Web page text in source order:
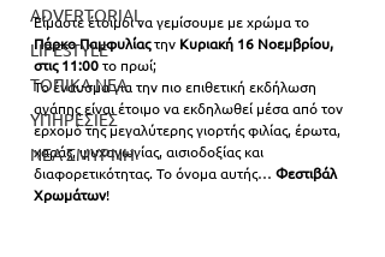
ADVERTORIAL
LIFESTYLE
ΤΟΠΙΚΑ ΝΕΑ
ΥΠΗΡΕΣΙΕΣ
ΝΕΑ ΣΜΥΡΝΗ
Είμαστε έτοιμοι να γεμίσουμε με χρώμα το
Πάρκο Παμφυλίας την Κυριακή 16 Νοεμβρίου,
στις 11:00 το πρωί;
Το έναυσμα για την πιο επιθετική εκδήλωση
αγάπης είναι έτοιμο να εκδηλωθεί μέσα από τον
ερχομό της μεγαλύτερης γιορτής φιλίας, έρωτα,
χαράς, ψυχαγωγίας, αισιοδοξίας και
διαφορετικότητας. Το όνομα αυτής… Φεστιβάλ
Χρωμάτων!